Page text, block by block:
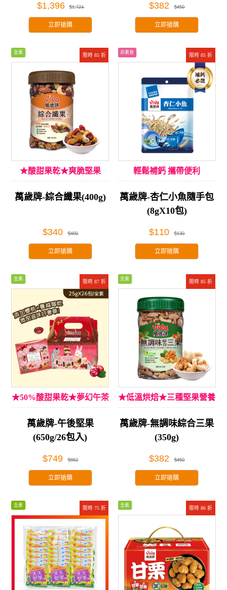
$1,396 $1,724
立即搶購
$382 $450
立即搶購
限時 85 折
全素
★酸甜果乾★爽脆堅果
萬歲牌-綜合纖果(400g)
$340 $400
立即搶購
限時 85 折
非素食
輕鬆補鈣 攜帶便利
萬歲牌-杏仁小魚隨手包
(8gX10包)
$110 $130
立即搶購
限時 87 折
全素
★50%酸甜果乾★夢幻午茶
享受
萬歲牌-午後堅果
(650g/26包入)
$749 $862
立即搶購
限時 85 折
全素
★低溫烘焙★三種堅果營養
萬歲牌-無調味綜合三果
(350g)
$382 $450
立即搶購
限時 75 折
全素
限時 86 折
全素